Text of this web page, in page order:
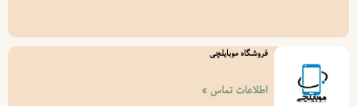
فروشگاه موبایلچی
اطلاعات تماس »